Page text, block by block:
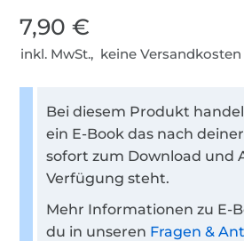
7,90 €
inkl. MwSt., keine Versandkosten
Bei diesem Produkt
ein E-Book das nach
sofort zum Download und
Verfügung steht.
Mehr Informationen zu E-
du in unseren Fragen &